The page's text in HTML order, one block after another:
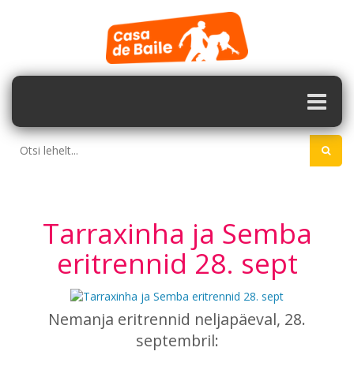
Tarraxinha ja Semba
eritrennid 28. sept
Nemanja eritrennid neljapäeval, 28.
septembril: